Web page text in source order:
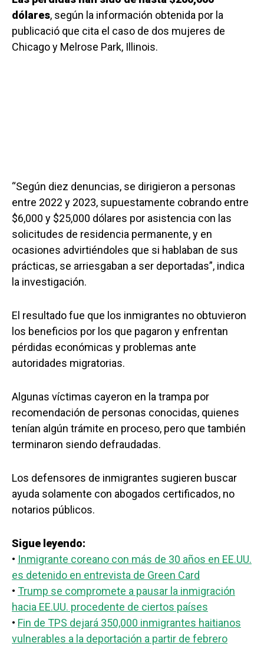
dólares, según la información obtenida por la
publicació que cita el caso de dos mujeres de
Chicago y Melrose Park, Illinois.
“Según diez denuncias, se dirigieron a personas
entre 2022 y 2023, supuestamente cobrando entre
$6,000 y $25,000 dólares por asistencia con las
solicitudes de residencia permanente, y en
ocasiones advirtiéndoles que si hablaban de sus
prácticas, se arriesgaban a ser deportadas”, indica
la investigación.
El resultado fue que los inmigrantes no obtuvieron
los beneficios por los que pagaron y enfrentan
pérdidas económicas y problemas ante
autoridades migratorias.
Algunas víctimas cayeron en la trampa por
recomendación de personas conocidas, quienes
tenían algún trámite en proceso, pero que también
terminaron siendo defraudadas.
Los defensores de inmigrantes sugieren buscar
ayuda solamente con abogados certificados, no
notarios públicos.
Sigue leyendo:
• Inmigrante coreano con más de 30 años en EE.UU.
es detenido en entrevista de Green Card
• Trump se compromete a pausar la inmigración
hacia EE.UU. procedente de ciertos países
• Fin de TPS dejará 350,000 inmigrantes haitianos
vulnerables a la deportación a partir de febrero